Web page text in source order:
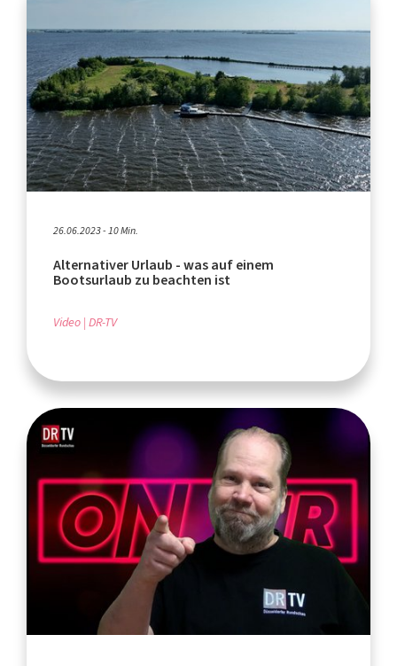
26.06.2023 - 10 Min.
Alternativer Urlaub - was auf einem
Bootsurlaub zu beachten ist
Video DR-TV